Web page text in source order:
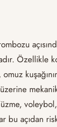
Özellikle
bu açıdan